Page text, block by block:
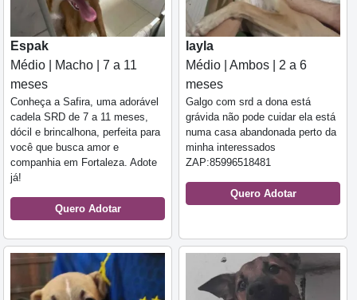
Espak
Médio | Macho | 7 a 11
meses
Conheça a Safira, uma adorável
cadela SRD de 7 a 11 meses,
dócil e brincalhona, perfeita para
você que busca amor e
companhia em Fortaleza. Adote
já!
Quero Adotar
layla
Médio | Ambos | 2 a 6
meses
Galgo com srd a dona está
grávida não pode cuidar ela está
numa casa abandonada perto da
minha interessados
ZAP:85996518481
Quero Adotar